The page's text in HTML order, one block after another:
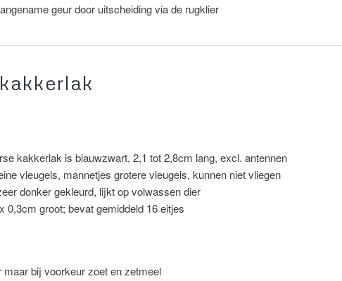
geur door uitscheiding via de rugklier
kakkerlak is blauwzwart, 2,1 tot 2,8cm lang, excl. antennen
vleugels, mannetjes grotere vleugels, kunnen niet vliegen
donker gekleurd, lijkt op volwassen dier
0,3cm groot; bevat gemiddeld 16 eitjes
maar bij voorkeur zoet en zetmeel